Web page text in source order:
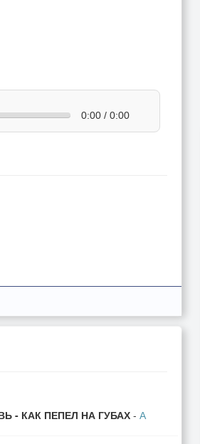
0:00 / 0:00
- КАК ПЕПЕЛ НА ГУБАХ - А